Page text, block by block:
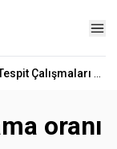
oranı